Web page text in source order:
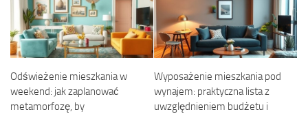
Odświeżenie mieszkania w
weekend: jak zaplanować
metamorfozę, by
Wyposażenie mieszkania pod
wynajem: praktyczna lista z
uwzględnieniem budżetu i